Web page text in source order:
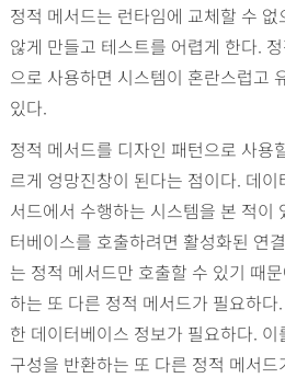
정적 메서드는 런타임에 교체할 수
않게 만들고 테스트를 어렵게 한다.
으로 사용하면 시스템이 혼란스럽고
있다.
정적 메서드를 디자인 패턴으로 사용
르게 엉망진창이 된다는 점이다. 데
서드에서 수행하는 시스템을 본 적이
터베이스를 호출하려면 활성화된 연
는 정적 메서드만 호출할 수 있기 때
하는 또 다른 정적 메서드가 필요하
한 데이터베이스 정보가 필요하다.
구성을 반환하는 또 다른 정적 메서